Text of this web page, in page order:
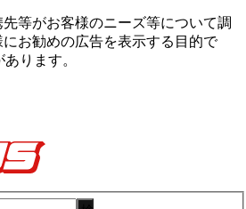
等がお客様のニーズ等について調
お勧めの広告を表⽰する⽬的で
ります。